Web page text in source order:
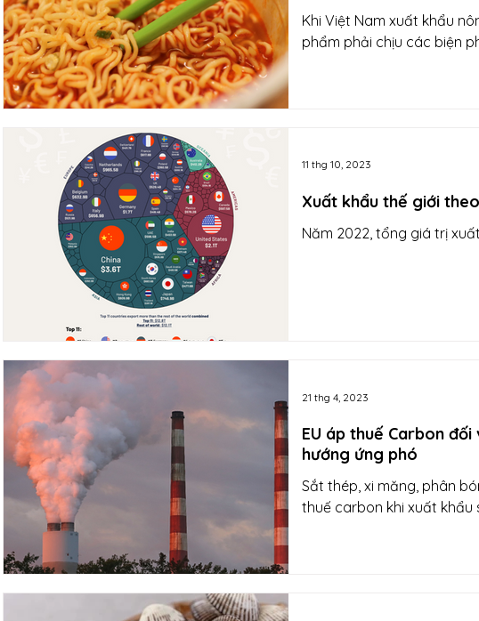
Khi Việt Nam xuất khẩu
phẩm phải chịu các biện
Xuất khẩu thế giới
Năm 2022, tổng giá trị
11 thg 10, 2023
EU áp thuế Carbon
hướng ứng phó
Sắt thép, xi măng, phân
thuế carbon khi xuất khẩu
21 thg 4, 2023